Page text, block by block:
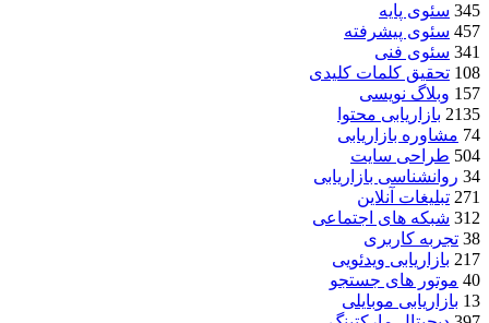
345 سئوی پایه
457 سئوی پیشرفته
341 سئوی فنی
108 تحقیق کلمات کلیدی
157 وبلاگ نویسی
2135 بازاریابی محتوا
74 مشاوره بازاریابی
504 طراحی سایت
34 روانشناسی بازاریابی
271 تبلیغات آنلاین
312 شبکه های اجتماعی
38 تجربه کاربری
217 بازاریابی ویدئویی
40 موتور های جستجو
13 بازاریابی موبایلی